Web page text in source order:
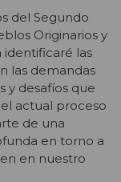
del Segundo
Originarios y
identificaré las
las demandas
y desafíos que
actual proceso
de una
en torno a
en nuestro